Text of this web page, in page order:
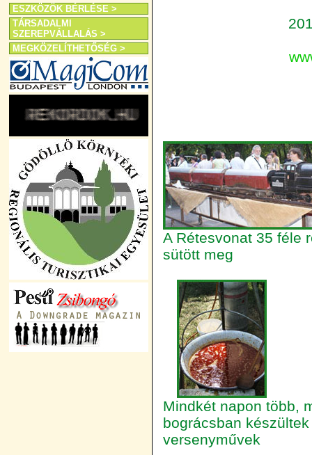
ESZKÖZÖK BÉRLÉSE >
TÁRSADALMI
SZEREPVÁLLALÁS >
MEGKÖZELÍTHETŐSÉG >
A Rétesvonat 35 féle
sütött meg
Mindkét napon több,
bográcsban
versenyművek